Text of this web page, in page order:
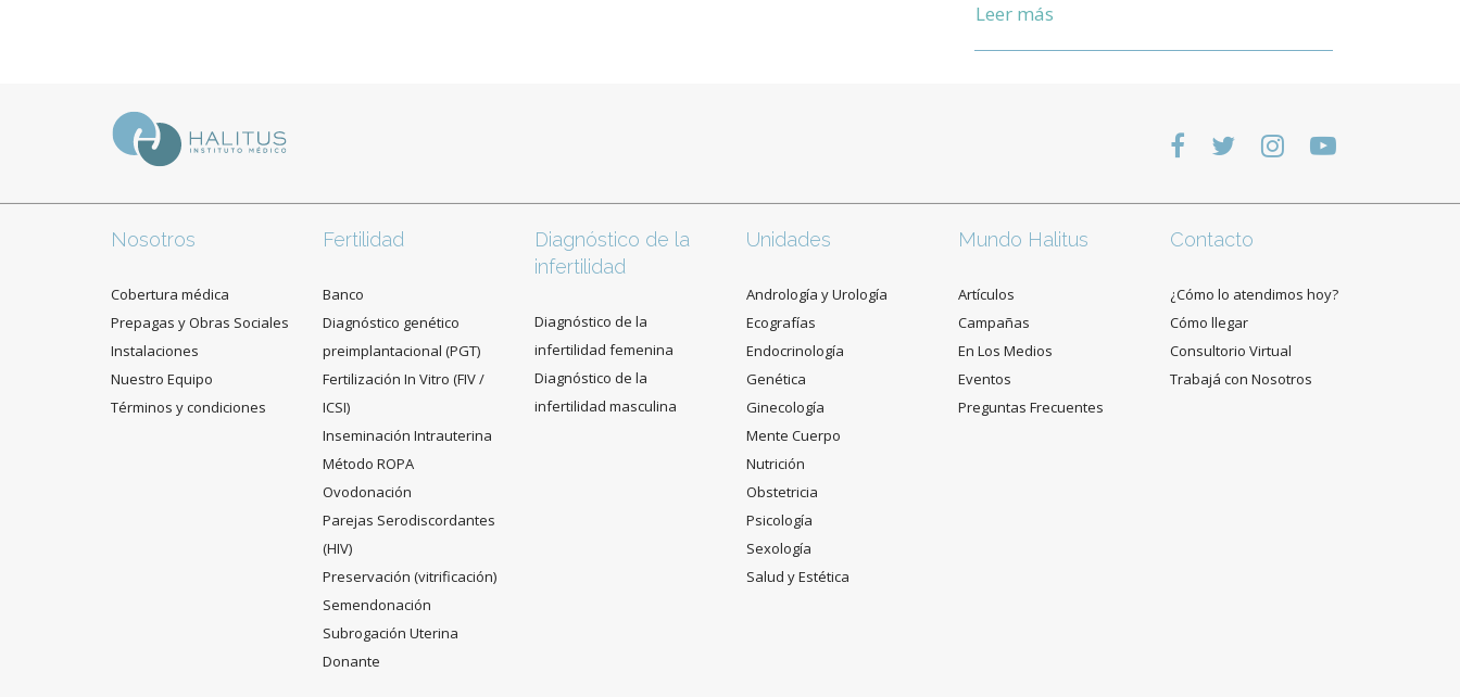
Leer más
Nosotros
Cobertura médica
Prepagas y Obras Sociales
Instalaciones
Nuestro Equipo
Términos y condiciones
Fertilidad
Banco
Diagnóstico genético
preimplantacional (PGT)
Fertilización In Vitro (FIV /
ICSI)
Inseminación Intrauterina
Método ROPA
Ovodonación
Parejas Serodiscordantes
(HIV)
Preservación (vitrificación)
Semendonación
Subrogación Uterina
Donante
Diagnóstico de la
infertilidad
Diagnóstico de la
infertilidad femenina
Diagnóstico de la
infertilidad masculina
Unidades
Andrología y Urología
Ecografías
Endocrinología
Genética
Ginecología
Mente Cuerpo
Nutrición
Obstetricia
Psicología
Sexología
Salud y Estética
Mundo Halitus
Artículos
Campañas
En Los Medios
Eventos
Preguntas Frecuentes
Contacto
¿Cómo lo atendimos hoy?
Cómo llegar
Consultorio Virtual
Trabajá con Nosotros